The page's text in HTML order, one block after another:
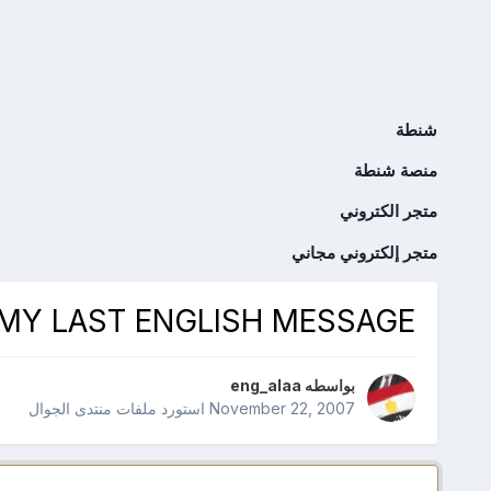
شنطة
منصة شنطة
متجر الكتروني
متجر إلكتروني مجاني
LAST ENGLISH MESSAGE
بواسطه eng_alaa
November 22, 2007استورد ملفات منتدى الجوال